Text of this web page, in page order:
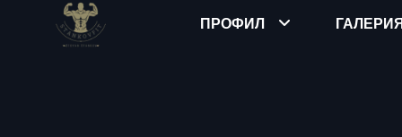
ПРОФИЛ